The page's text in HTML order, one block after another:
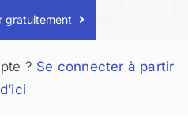
gratuitement
? Se connecter à partir
d’ici